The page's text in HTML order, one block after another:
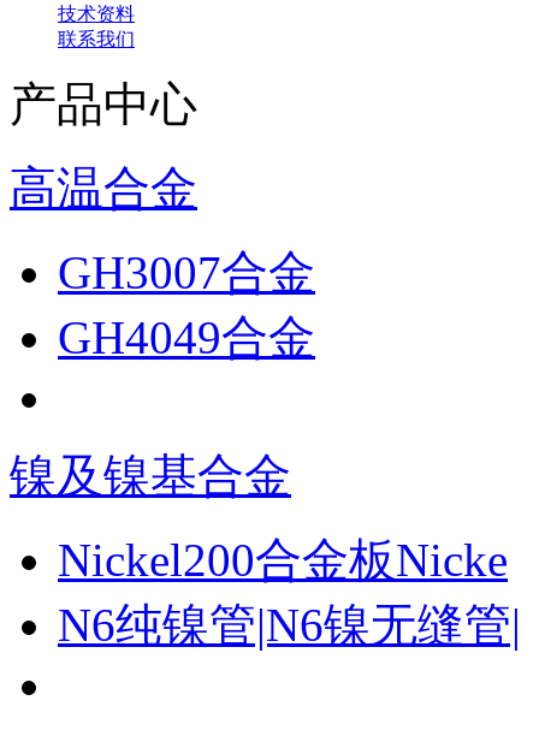
技术资料
联系我们
产品中心
高温合金
GH3007合金
GH4049合金
镍及镍基合金
Nickel200合金板Nicke
N6纯镍管|N6镍无缝管|